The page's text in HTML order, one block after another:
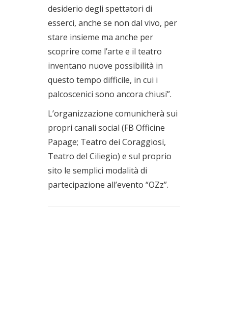
desiderio degli spettatori di
esserci, anche se non dal vivo, per
stare insieme ma anche per
scoprire come l’arte e il teatro
inventano nuove possibilità in
questo tempo difficile, in cui i
palcoscenici sono ancora chiusi”.
L’organizzazione comunicherà sui
propri canali social (FB Officine
Papage; Teatro dei Coraggiosi,
Teatro del Ciliegio) e sul proprio
sito le semplici modalità di
partecipazione all’evento “OZz”.